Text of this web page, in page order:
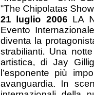
"The Chipolatas
21 luglio 2006 LA
Evento
diventa la
strabilianti. Una
artistica, di Jay
l’esponente più
avanguardia. In